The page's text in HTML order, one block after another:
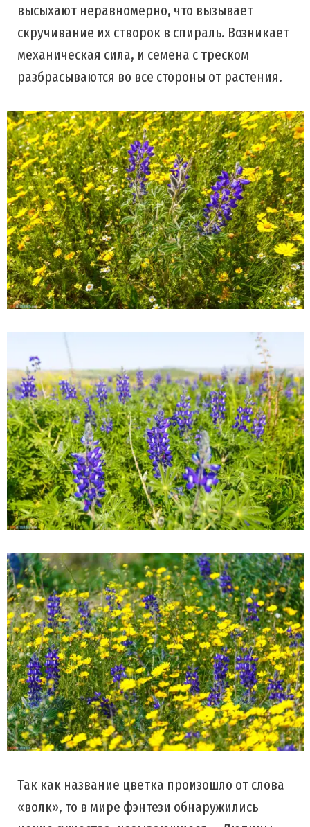
высыхают неравномерно, что вызывает
скручивание их створок в спираль. Возникает
механическая сила, и семена с треском
разбрасываются во все стороны от растения.
Так как название цветка произошло от слова
«волк», то в мире фэнтези обнаружились